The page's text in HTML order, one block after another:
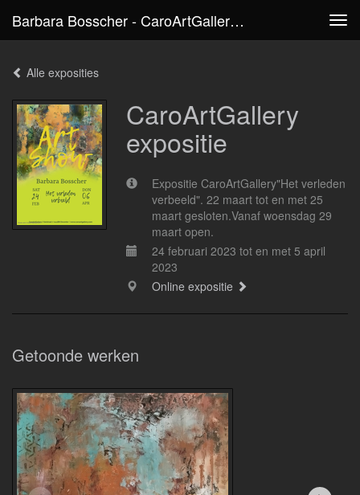
Barbara Bosscher - CaroArtGallery Expositie
Alle exposities
CaroArtGallery
expositie
Expositie CaroArtGallery"Het verleden
verbeeld". 22 maart tot en met 25
maart gesloten.Vanaf woensdag 29
maart open.
24 februari 2023 tot en met 5 april
2023
Online expositie
Getoonde werken